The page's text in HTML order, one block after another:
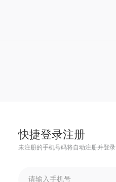
快捷登录注册
未注册的手机号码将自动注册并登录